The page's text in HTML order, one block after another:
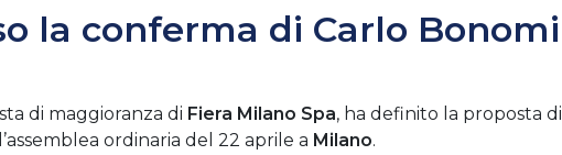
la conferma di Carlo Bonomi
di maggioranza di Fiera Milano Spa, ha definito la proposta di
ordinaria del 22 aprile a Milano.